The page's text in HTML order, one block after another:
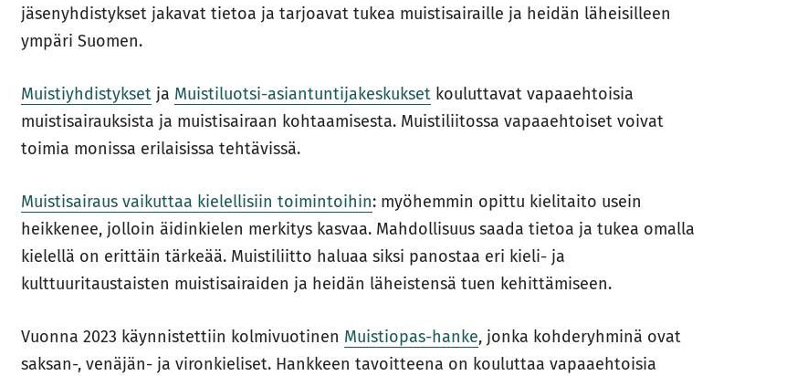
jäsenyhdistykset jakavat tietoa ja tarjoavat tukea muistisairaille ja heidän läheisilleen
ympäri Suomen.
Muistiyhdistyksetja Muistiluotsi-asiantuntijakeskuksetkouluttavat vapaaehtoisia
muistisairauksista ja muistisairaan kohtaamisesta. Muistiliitossa vapaaehtoiset voivat
toimia monissa erilaisissa tehtävissä.
Muistisairaus vaikuttaa kielellisiin toimintoihin: myöhemmin opittu kielitaito usein
heikkenee, jolloin äidinkielen merkitys kasvaa. Mahdollisuus saada tietoa ja tukea omalla
kielellä on erittäin tärkeää. Muistiliitto haluaa siksi panostaa eri kieli- ja
kulttuuritaustaisten muistisairaiden ja heidän läheistensä tuen kehittämiseen.
Vuonna 2023 käynnistettiin kolmivuotinen Muistiopas-hanke, jonka kohderyhminä ovat
saksan-, venäjän- ja vironkieliset. Hankkeen tavoitteena on kouluttaa vapaaehtoisia